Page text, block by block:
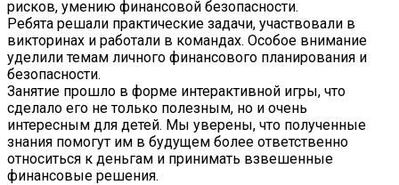
рисков, умению финансовой безопасности.
Ребята решали практические задачи, участвовали в
викторинах и работали в командах. Особое внимание
уделили темам личного финансового планирования и
безопасности.
Занятие прошло в форме интерактивной игры, что
сделало его не только полезным, но и очень
интересным для детей. Мы уверены, что полученные
знания помогут им в будущем более ответственно
относиться к деньгам и принимать взвешенные
финансовые решения.